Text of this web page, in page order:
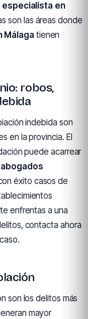
especialista en
son las áreas donde
Málaga tienen
robos,
indebida son
en la provincia. El
puede acarrear
éxito casos de
enfrentas a una
contacta ahora
son los delitos más
mayor